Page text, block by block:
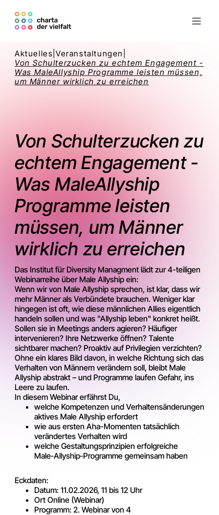
Aktuelles |Veranstaltungen
Von Schulterzucken zu echtem Engagement -
Was MaleAllyship Programme leisten müssen,
um Männer wirklich zu erreichen
Von Schulterzucken zu
echtem Engagement -
Was MaleAllyship
Programme leisten
müssen, um Männer
wirklich zu erreichen
Das Institut für Diversity Managment lädt zur 4-teiligen
Webinarreihe über Male Allyship ein:
Wenn wir von Male Allyship sprechen, ist klar, dass wir
mehr Männer als Verbündete brauchen. Weniger klar
hingegen ist oft, wie diese männlichen Allies eigentlich
handeln sollen und was "Allyship leben" konkret heißt.
Sollen sie in Meetings anders agieren? Häufiger
intervenieren? Ihre Netzwerke öffnen? Talente
sichtbarer machen? Proaktiv auf Privilegien verzichten?
Ohne ein klares Bild davon, in welche Richtung sich das
Verhalten von Männern verändern soll, bleibt Male
Allyship abstrakt – und Programme laufen Gefahr, ins
Leere zu laufen.
In diesem Webinar erfährst Du,
welche Kompetenzen und Verhaltensänderungen
aktives Male Allyship erfordert
wie aus ersten Aha-Momenten tatsächlich
verändertes Verhalten wird
welche Gestaltungsprinzipien erfolgreiche
Male‑Allyship‑Programme gemeinsam haben
Eckdaten:
Datum: 11.02.2026, 11 bis 12 Uhr
Ort Online (Webinar)
Programm: 2. Webinar von 4